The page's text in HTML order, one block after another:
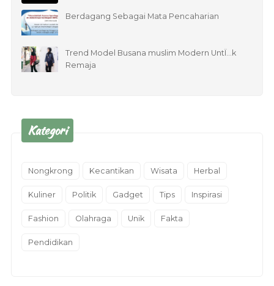
Berdagang Sebagai Mata Pencaharian
Trend Model Busana muslim Modern UntÏ…k
Remaja
Kategori
Nongkrong Kecantikan Wisata Herbal
Kuliner Politik Gadget Tips Inspirasi
Fashion Olahraga Unik Fakta
Pendidikan